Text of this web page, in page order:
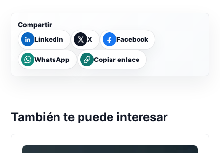
Compartir
LinkedIn
X Facebook
WhatsApp Copiar enlace
También te puede interesar